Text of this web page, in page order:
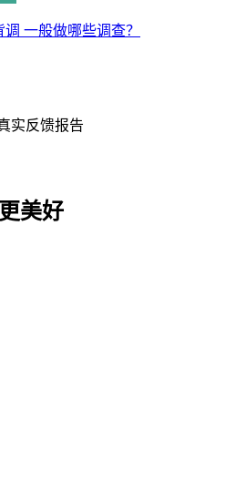
一般做哪些调查？
实反馈报告
美好